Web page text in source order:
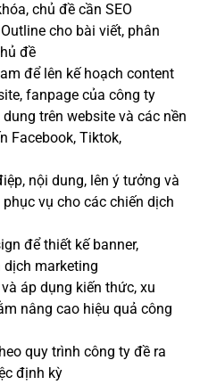
chủ đề cần SEO
cho bài viết, phân
đề
để lên kế hoạch content
fanpage của công ty
trên website và các nền
Facebook, Tiktok,
nội dung, lên ý tưởng và
vụ cho các chiến dịch
để thiết kế banner,
dịch marketing
áp dụng kiến thức, xu
nâng cao hiệu quả công
quy trình công ty đề ra
định kỳ